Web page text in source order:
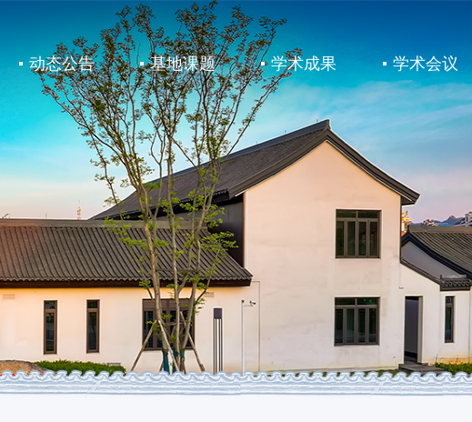
动态公告 基地课题 学术成果 学术会议